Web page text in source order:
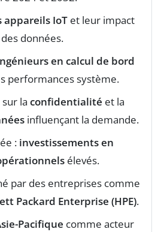
appareils IoT et leur impact
données.
en calcul de bord
performances système.
la confidentialité et la
influençant la demande.
: investissements en
élevés.
par des entreprises comme
Packard Enterprise (HPE).
Pacifique comme acteur